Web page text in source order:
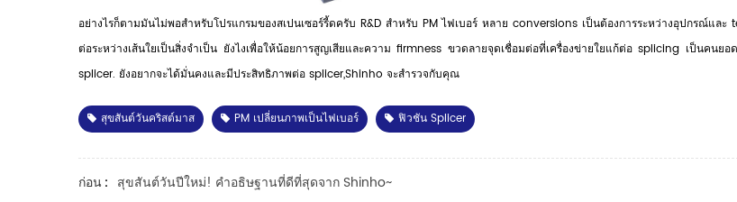
อย่างไรก็ตามมันไม่พอสำหรับโปรแกรมของสเปนเซอร์รี้ดครับ R&D สำหรับ PM ไฟเบอร์ หลาย conversions เป็นต้องการระหว่างอุปกรณ์และ
ต่อระหว่างเส้นใยเป็นสิ่งจำเป็น ยังไงเพื่อให้น้อยการสูญเสียและความ firmness ขวดลายจุดเชื่อมต่อที่เครื่องข่ายใยแก้ต่อ splicing เป็นคนยอ
splicer. ยังอยากจะได้มั่นคงและมีประสิทธิภาพต่อ splicer,Shinho จะสำรวจกับคุณ
สุขสันต์วันคริสต์มาส PM เปลี่ยนภาพเป็นไฟเบอร์ ฟิวชัน Splicer
ก่อน : สุขสันต์วันปีใหม่! คำอธิษฐานที่ดีที่สุดจาก Shinho~